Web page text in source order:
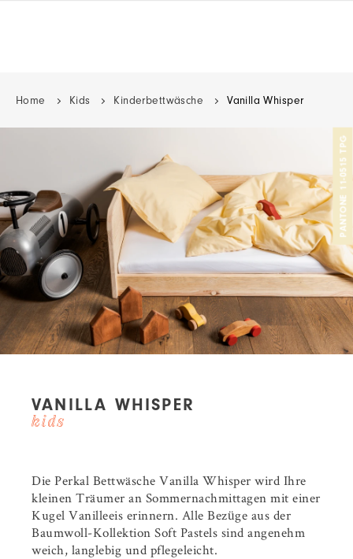
Home Kids Kinderbettwäsche Vanilla Whisper
PANTONE 11-0515 TPG
VANILLA WHISPER
Die Perkal Bettwäsche Vanilla Whisper wird Ihre
kleinen Träumer an Sommernachmittagen mit einer
Kugel Vanilleeis erinnern. Alle Bezüge aus der
Baumwoll-Kollektion Soft Pastels sind angenehm
weich, langlebig und pflegeleicht.